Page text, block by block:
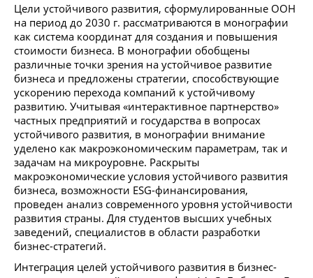
Цели устойчивого развития, сформулированные ООН
на период до 2030 г. рассматриваются в монографии
как система координат для создания и повышения
стоимости бизнеса. В монографии обобщены
различные точки зрения на устойчивое развитие
бизнеса и предложены стратегии, способствующие
ускорению перехода компаний к устойчивому
развитию. Учитывая «интерактивное партнерство»
частных предприятий и государства в вопросах
устойчивого развития, в монографии внимание
уделено как макроэкономическим параметрам, так и
задачам на микроуровне. Раскрыты
макроэкономические условия устойчивого развития
бизнеса, возможности ESG-финансирования,
проведен анализ современного уровня устойчивости
развития страны. Для студентов высших учебных
заведений, специалистов в области разработки
бизнес-стратегий.
Интеграция целей устойчивого развития в бизнес-